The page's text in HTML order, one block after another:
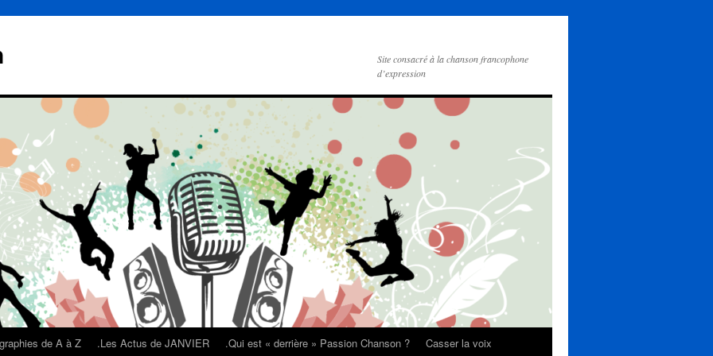
Site consacré à la chanson francophone
d’expression
de A à Z .Les Actus de JANVIER .Qui est « derrière » Passion Chanson ?
Casser la voix